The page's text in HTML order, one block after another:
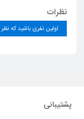
نظرات
اولین نفری باشید که
پشتیبانی